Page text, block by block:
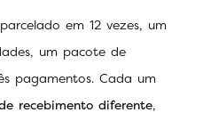
em 12 vezes, um
um pacote de
pagamentos. Cada um
recebimento diferente,